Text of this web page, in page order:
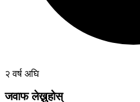
२ वर्ष अघि
जवाफ लेख्नुहोस्